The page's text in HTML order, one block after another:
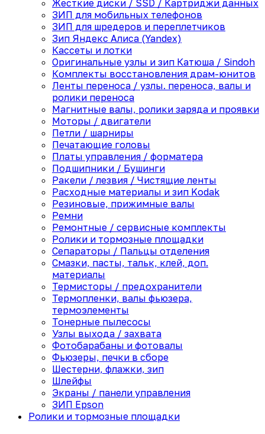
Жесткие диски / SSD / Картриджи данных
ЗИП для мобильных телефонов
ЗИП для шредеров и переплетчиков
Зип Яндекс Алиса (Yandex)
Кассеты и лотки
Оригинальные узлы и зип Катюша / Sindoh
Комплекты восстановления драм-юнитов
Ленты переноса / узлы. переноса, валы и
ролики переноса
Магнитные валы, ролики заряда и проявки
Моторы / двигатели
Петли / шарниры
Печатающие головы
Платы управления / форматера
Подшипники / Бушинги
Ракели / лезвия / Чистящие ленты
Расходные материалы и зип Kodak
Резиновые, прижимные валы
Ремни
Ремонтные / сервисные комплекты
Ролики и тормозные площадки
Сепараторы / Пальцы отделения
Смазки, пасты, тальк, клей, доп.
материалы
Термисторы / предохранители
Термопленки, валы фьюзера,
термоэлементы
Тонерные пылесосы
Узлы выхода / захвата
Фотобарабаны и фотовалы
Фьюзеры, печки в сборе
Шестерни, флажки, зип
Шлейфы
Экраны / панели управления
ЗИП Epson
Ролики и тормозные площадки